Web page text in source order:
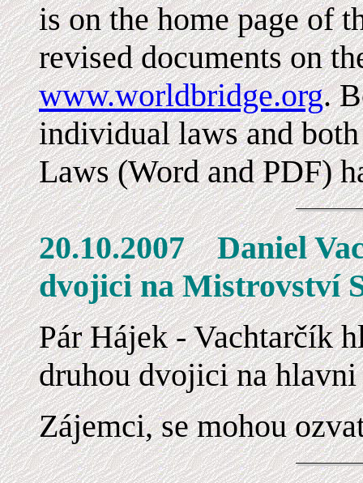
is on the home page of
revised documents on
www.worldbridge.org.
individual laws and
Laws (Word and PDF)
20.10.2007
dvojici na Mistrovství
Pár Hájek - Vachtarčík
druhou dvojici na
Zájemci, se mohou